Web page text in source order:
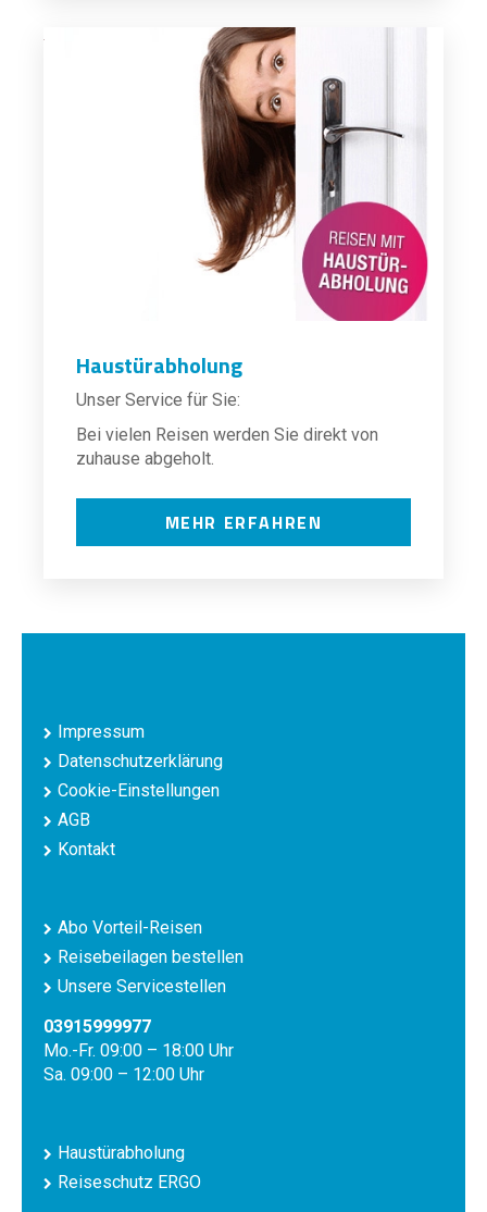
Haustürabholung
Unser Service für Sie:
Bei vielen Reisen werden Sie direkt von
zuhause abgeholt.
MEHR ERFAHREN
Impressum
Datenschutzerklärung
Cookie-Einstellungen
AGB
Kontakt
Abo Vorteil-Reisen
Reisebeilagen bestellen
Unsere Servicestellen
03915999977
Mo.-Fr. 09:00 – 18:00 Uhr
Sa. 09:00 – 12:00 Uhr
Haustürabholung
Reiseschutz ERGO